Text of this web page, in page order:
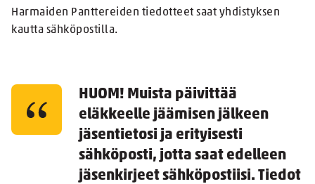
Harmaiden Panttereiden tiedotteet saat yhdistyksen
kautta sähköpostilla.
HUOM! Muista päivittää
eläkkeelle jäämisen jälkeen
jäsentietosi ja erityisesti
sähköposti, jotta saat edelleen
jäsenkirjeet sähköpostiisi. Tiedot